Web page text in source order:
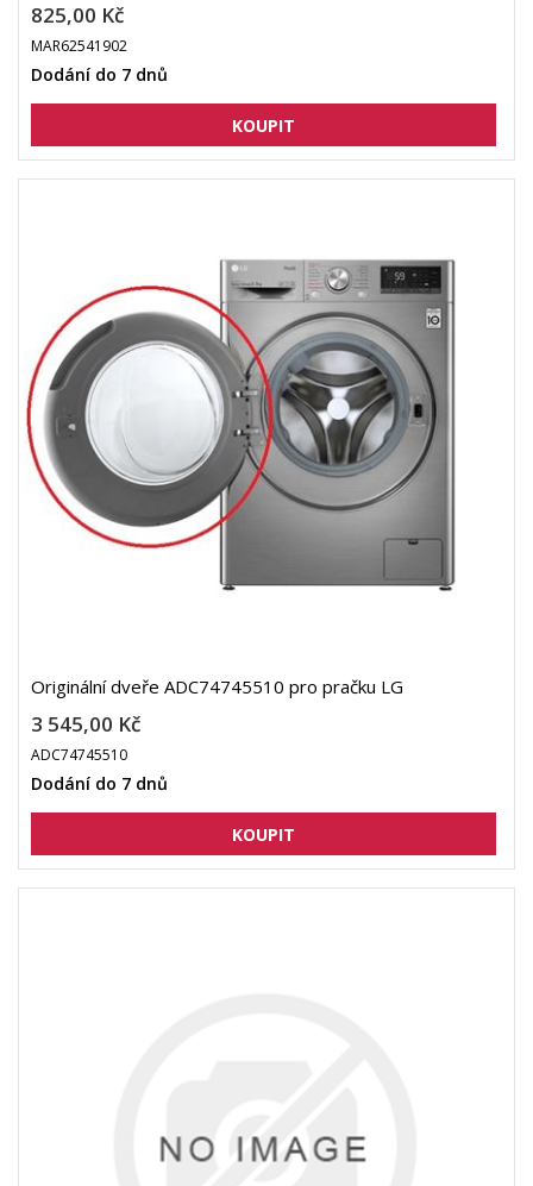
825,00 Kč
MAR62541902
Dodání do 7 dnů
Originální dveře ADC74745510 pro pračku LG
3 545,00 Kč
ADC74745510
Dodání do 7 dnů